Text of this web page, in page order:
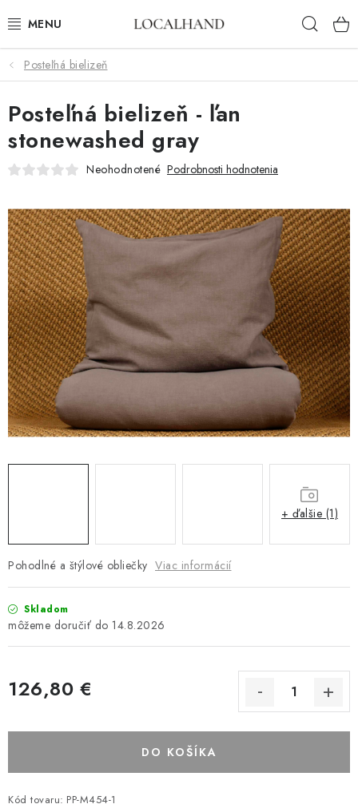
na
BYTOVÝ TEXTIL
METROVÝ TEXTIL
JAR/LETO 2026
ČALÚNIME A ŠIJEME NA MIERU
KONTAKTY
ČALÚNENIE
Platba a doprava
Reklamačný poriadok
Všeobecné obchodné podmienky
Ako využíváme cookies
Ochrana osobných údajov
Odstúpenie od zmluvy
Posteľná bielizeň
Pohodlné a štýlové obliečky Viac informácií
Skladom
14.8.2026
126,80 €
DO KOŠÍKA
Kód tovaru: PP-M454-1
Posteľná bielizeň - ľan
stonewashed gray
Neohodnotené Podrobnosti hodnotenia
+ ďalšie (1)